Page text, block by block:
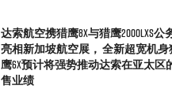
达索航空携猎鹰8X与猎鹰2000LXS公
亮相新加坡航空展， 全新超宽机身
鹰6X预计将强势推动达索在亚太区
售业绩